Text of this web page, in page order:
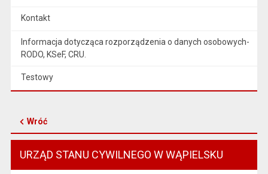
Kontakt
Informacja dotycząca rozporządzenia o danych osobowych-
RODO, KSeF, CRU.
Testowy
Wróć
URZĄD STANU CYWILNEGO W WĄPIELSKU